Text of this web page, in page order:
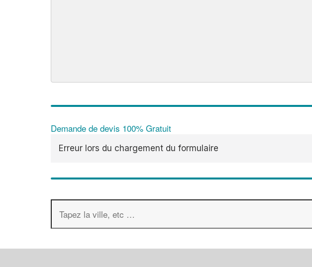
Demande de devis 100% Gratuit
Erreur lors du chargement du formulaire